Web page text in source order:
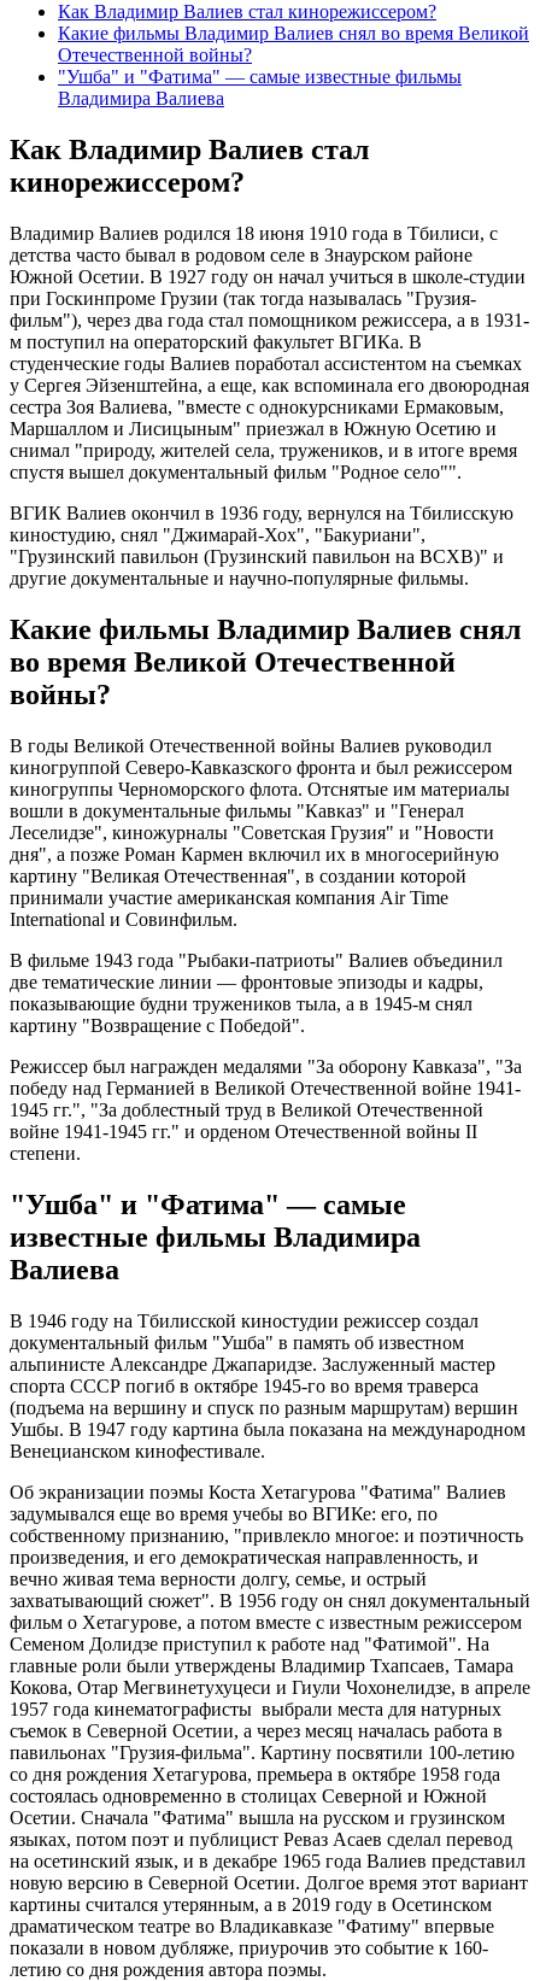
Как Владимир Валиев стал кинорежиссером?
Какие фильмы Владимир Валиев снял во время Великой
Отечественной войны?
"Ушба" и "Фатима" — самые известные фильмы
Владимира Валиева
Как Владимир Валиев стал
кинорежиссером?
Владимир Валиев родился 18 июня 1910 года в Тбилиси, с
детства часто бывал в родовом селе в Знаурском районе
Южной Осетии. В 1927 году он начал учиться в школе-студии
при Госкинпроме Грузии (так тогда называлась "Грузия-
фильм"), через два года стал помощником режиссера, а в 1931-
м поступил на операторский факультет ВГИКа. В
студенческие годы Валиев поработал ассистентом на съемках
у Сергея Эйзенштейна, а еще, как вспоминала его двоюродная
сестра Зоя Валиева, "вместе с однокурсниками Ермаковым,
Маршаллом и Лисицыным" приезжал в Южную Осетию и
снимал "природу, жителей села, тружеников, и в итоге время
спустя вышел документальный фильм "Родное село"".
ВГИК Валиев окончил в 1936 году, вернулся на Тбилисскую
киностудию, снял "Джимарай-Хох", "Бакуриани",
"Грузинский павильон (Грузинский павильон на ВСХВ)" и
другие документальные и научно-популярные фильмы.
Какие фильмы Владимир Валиев снял
во время Великой Отечественной
войны?
В годы Великой Отечественной войны Валиев руководил
киногруппой Северо-Кавказского фронта и был режиссером
киногруппы Черноморского флота. Отснятые им материалы
вошли в документальные фильмы "Кавказ" и "Генерал
Леселидзе", киножурналы "Советская Грузия" и "Новости
дня", а позже Роман Кармен включил их в многосерийную
картину "Великая Отечественная", в создании которой
принимали участие американская компания Air Time
International и Совинфильм.
В фильме 1943 года "Рыбаки-патриоты" Валиев объединил
две тематические линии — фронтовые эпизоды и кадры,
показывающие будни тружеников тыла, а в 1945-м снял
картину "Возвращение с Победой".
Режиссер был награжден медалями "За оборону Кавказа", "За
победу над Германией в Великой Отечественной войне 1941-
1945 гг.", "За доблестный труд в Великой Отечественной
войне 1941-1945 гг." и орденом Отечественной войны II
степени.
"Ушба" и "Фатима" — самые
известные фильмы Владимира
Валиева
В 1946 году на Тбилисской киностудии режиссер создал
документальный фильм "Ушба" в память об известном
альпинисте Александре Джапаридзе. Заслуженный мастер
спорта СССР погиб в октябре 1945-го во время траверса
(подъема на вершину и спуск по разным маршрутам) вершин
Ушбы. В 1947 году картина была показана на международном
Венецианском кинофестивале.
Об экранизации поэмы Коста Хетагурова "Фатима" Валиев
задумывался еще во время учебы во ВГИКе: его, по
собственному признанию, "привлекло многое: и поэтичность
произведения, и его демократическая направленность, и
вечно живая тема верности долгу, семье, и острый
захватывающий сюжет". В 1956 году он снял документальный
фильм о Хетагурове, а потом вместе с известным режиссером
Семеном Долидзе приступил к работе над "Фатимой". На
главные роли были утверждены Владимир Тхапсаев, Тамара
Кокова, Отар Мегвинетухуцеси и Гиули Чохонелидзе, в апреле
1957 года кинематографисты выбрали места для натурных
съемок в Северной Осетии, а через месяц началась работа в
павильонах "Грузия-фильма". Картину посвятили 100-летию
со дня рождения Хетагурова, премьера в октябре 1958 года
состоялась одновременно в столицах Северной и Южной
Осетии. Сначала "Фатима" вышла на русском и грузинском
языках, потом поэт и публицист Реваз Асаев сделал перевод
на осетинский язык, и в декабре 1965 года Валиев представил
новую версию в Северной Осетии. Долгое время этот вариант
картины считался утерянным, а в 2019 году в Осетинском
драматическом театре во Владикавказе "Фатиму" впервые
показали в новом дубляже, приурочив это событие к 160-
летию со дня рождения автора поэмы.